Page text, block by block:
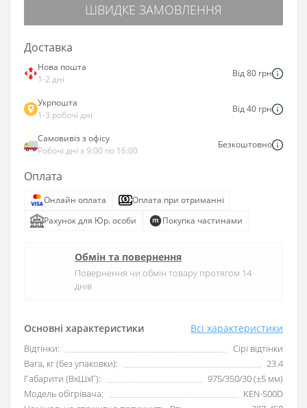
Основні характеристики Всі характеристики
Відтінки:
Сірі відтінки
Вага, кг (без упаковки):
23.4
Габарити (ВхШхГ):
975/350/30 (±5 мм)
Модель обігрівача:
KEN-500D
ШВИДКЕ ЗАМОВЛЕННЯ
Доставка
Нова пошта
1-2 дні
Від 80 грн
Укрпошта
1-3 робочі дні
Від 40 грн
Самовивіз з офісу
Робочі дні з 9:00 по 16:00
Безкоштовно
Оплата
Онлайн оплата
Оплата при отриманні
Рахунок для Юр. особи
Покупка частинами
Обмін та повернення
Повернення чи обмін товару протягом 14
днів